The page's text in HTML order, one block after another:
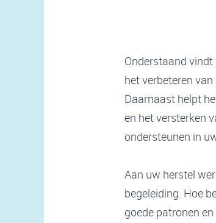
Onderstaand
het verbeteren
Daarnaast helpt
en het versterken
ondersteunen in
Aan uw herstel
begeleiding. Hoe
goede patronen